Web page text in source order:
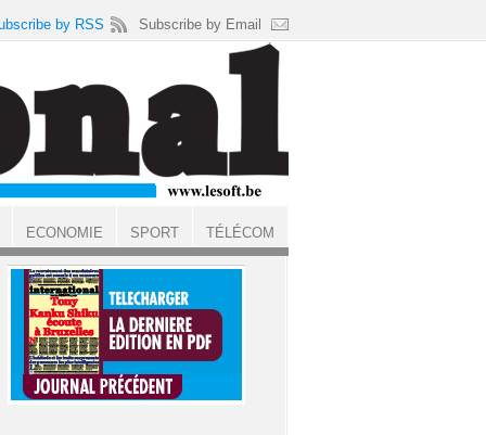
by RSS Subscribe by Email
ECONOMIE SPORT TÉLÉCOM